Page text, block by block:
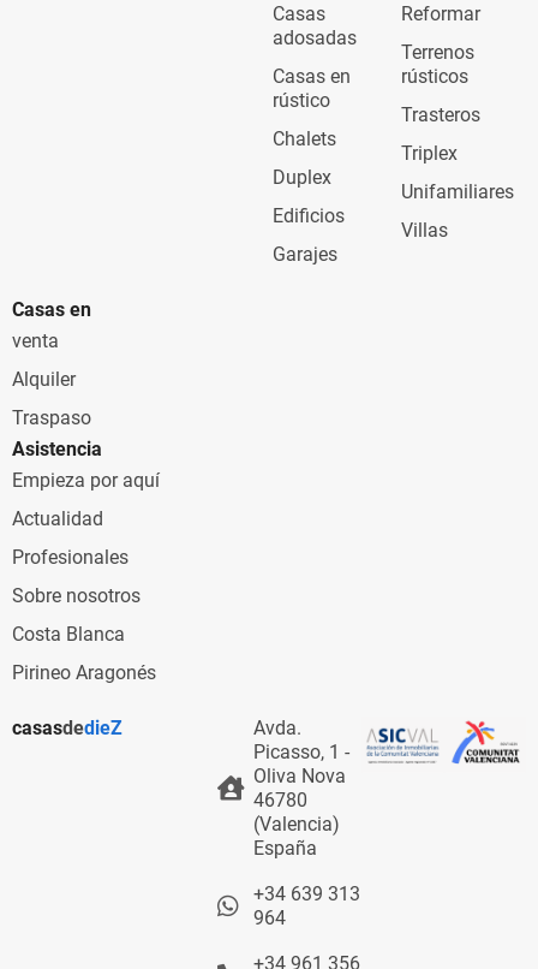
Casas
adosadas
Casas en
rústico
Chalets
Duplex
Edificios
Garajes
Reformar
Terrenos
rústicos
Trasteros
Triplex
Unifamiliares
Villas
Casas en
venta
Alquiler
Traspaso
Asistencia
Empieza por aquí
Actualidad
Profesionales
Sobre nosotros
Costa Blanca
Pirineo Aragonés
casasdedieZ
Avda.
Picasso, 1 -
Oliva Nova
46780
(Valencia)
España
+34 639 313
964
+34 961 356